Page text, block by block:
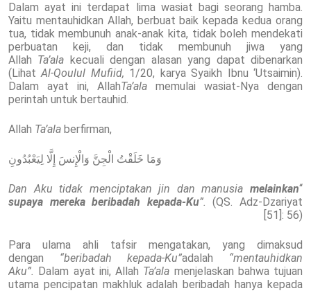
Dalam ayat ini terdapat lima wasiat bagi seorang hamba.
Yaitu mentauhidkan Allah, berbuat baik kepada kedua orang
tua, tidak membunuh anak-anak kita, tidak boleh mendekati
perbuatan keji, dan tidak membunuh jiwa yang
Allah Ta’ala kecuali dengan alasan yang dapat dibenarkan
(LihatAl-Qoulul Mufiid, 1/20, karya Syaikh Ibnu ‘Utsaimin).
Dalam ayat ini, AllahTa’ala memulai wasiat-Nya dengan
perintah untuk bertauhid.
Allah Ta’ala berfirman,
وَمَا خَلَقْتُ الْجِنَّ وَالْإِنسَ إِلَّا لِيَعْبُدُونِ
“
Dan Aku tidak menciptakan jin dan manusia melainkan
supaya mereka beribadah kepada-Ku”.(QS. Adz-Dzariyat
[51]: 56)
Para ulama ahli tafsir mengatakan, yang dimaksud
dengan “beribadah kepada-Ku”adalah “mentauhidkan
Aku”. Dalam ayat ini, Allah Ta’ala menjelaskan bahwa tujuan
utama pencipatan makhluk adalah beribadah hanya kepada